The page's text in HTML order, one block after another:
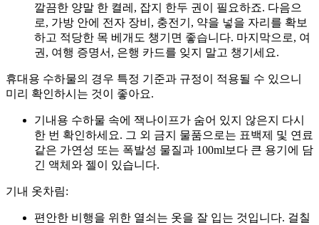
깔끔한 양말 한 켤레, 잡지 한두 권이 필요하죠. 다음으
로, 가방 안에 전자 장비, 충전기, 약을 넣을 자리를 확보
하고 적당한 목 베개도 챙기면 좋습니다. 마지막으로, 여
권, 여행 증명서, 은행 카드를 잊지 말고 챙기세요.
휴대용 수하물의 경우 특정 기준과 규정이 적용될 수 있으니
미리 확인하시는 것이 좋아요.
기내용 수하물 속에 잭나이프가 숨어 있지 않은지 다시
한 번 확인하세요. 그 외 금지 물품으로는 표백제 및 연료
같은 가연성 또는 폭발성 물질과 100ml보다 큰 용기에 담
긴 액체와 젤이 있습니다.
기내 옷차림:
편안한 비행을 위한 열쇠는 옷을 잘 입는 것입니다. 걸칠